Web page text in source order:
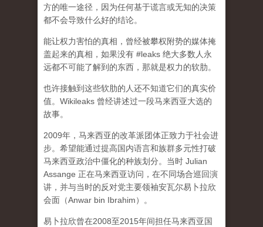
方的唯一途径，因为任何基于谎言或无知的决策
都不会导致什么好的结论。
能让权力害怕的真相，曾经被攀权附势的媒体掩
盖起来的真相，如果没有 #leaks 绝大多数人永
远都不可能了解到的东西，那就是权力的软肋。
也许接触到这些软肋的人还不知道它们的真实价
值。Wikileaks 曾经讲述过一段马来西亚大选的
故事。
2009年，马来西亚的改革派团体正致力于社会进
步。希望能通过提高国内语言和族群多元性打破
马来西亚政治中僵化的种族划分。当时 Julian
Assange 正在马来西亚访问，在不同场合巡回演
讲，并与当时的反对党主要领袖安瓦尔易卜拉欣
会面（Anwar bin Ibrahim）。
易卜拉欣曾在2008至2015年间担任马来西亚国